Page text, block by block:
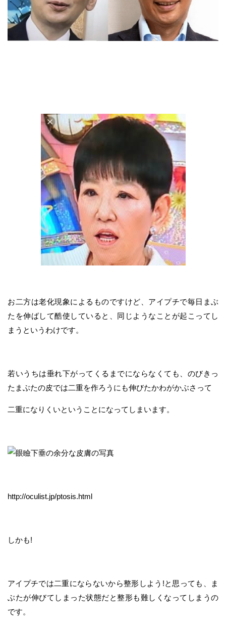
お二方は老化現象によるものですけど、アイプチで毎日まぶ
たを伸ばして酷使していると、同じようなことが起こってし
まうというわけです。
若いうちは垂れ下がってくるまでにならなくても、のびきっ
たまぶたの皮では二重を作ろうにも伸びたかわがかぶさって
二重になりくいということになってしまいます。
http://oculist.jp/ptosis.html
しかも!
アイプチでは二重にならないから整形しよう!と思っても、ま
ぶたが伸びてしまった状態だと整形も難しくなってしまうの
です。